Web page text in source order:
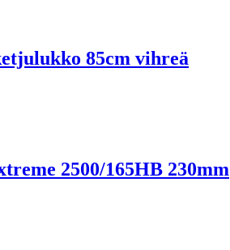
85cm vihreä
2500/165HB 230mm